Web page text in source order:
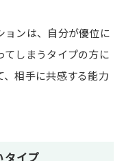
ョンは、自分が優位に
てしまうタイプの方に
、相手に共感する能力
タイプ